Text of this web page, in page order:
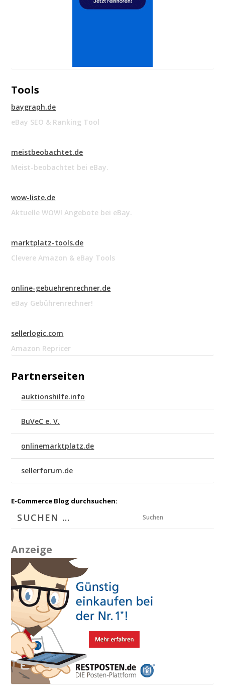
Tools
baygraph.de
eBay SEO & Ranking Tool
meistbeobachtet.de
Meist-beobachtet bei eBay.
wow-liste.de
Aktuelle WOW! Angebote bei eBay.
marktplatz-tools.de
Clevere Amazon & eBay Tools
online-gebuehrenrechner.de
eBay Gebührenrechner!
sellerlogic.com
Amazon Repricer
Partnerseiten
auktionshilfe.info
BuVeC e. V.
onlinemarktplatz.de
sellerforum.de
E-Commerce Blog durchsuchen:
Suchen
Anzeige